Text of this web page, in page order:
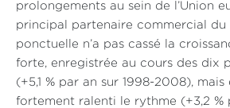
prolongements au sein de l’Union
principal partenaire commercial du
ponctuelle n’a pas cassé la
forte, enregistrée au cours des dix
(+5,1 % par an sur 1998-2008), mais
fortement ralenti le rythme (+3,2 %